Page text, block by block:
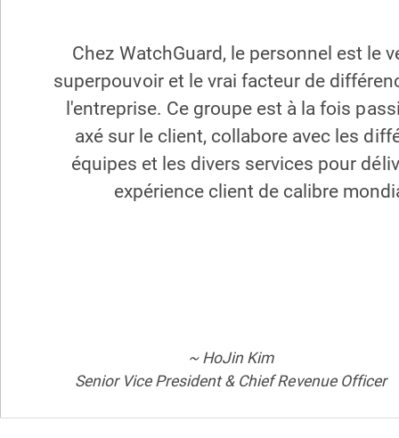
Chez WatchGuard, le personnel est le
superpouvoir et le vrai facteur de
l'entreprise. Ce groupe est à la fois
axé sur le client, collabore avec les
équipes et les divers services pour
expérience client de calibre
~ HoJin Kim
Senior Vice President & Chief Revenue Officer